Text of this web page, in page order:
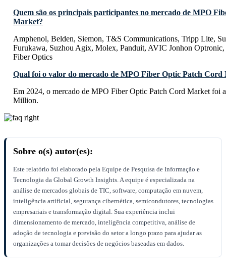
Quem são os principais participantes no mercado de MPO
Market?
Amphenol, Belden, Siemon, T&S Communications, Tripp Lite,
Furukawa, Suzhou Agix, Molex, Panduit, AVIC Jonhon
Fiber Optics
Qual foi o valor do mercado de MPO Fiber Optic Patch Cord
Em 2024, o mercado de MPO Fiber Optic Patch Cord Market foi
Million.
Sobre o(s) autor(es):
Este relatório foi elaborado pela Equipe de Pesquisa de Informação e
Tecnologia da Global Growth Insights. A equipe é especializada na
análise de mercados globais de TIC, software, computação em nuvem,
inteligência artificial, segurança cibernética, semicondutores, tecnologias
empresariais e transformação digital. Sua experiência inclui
dimensionamento de mercado, inteligência competitiva, análise de
adoção de tecnologia e previsão do setor a longo prazo para ajudar as
organizações a tomar decisões de negócios baseadas em dados.